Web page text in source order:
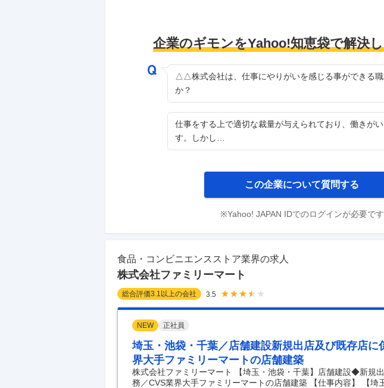
企業のギモンをYahoo!知恵袋で解決
△△株式会社は、仕事にやりがいを感じる事ができる職
か？
仕事をする上で適切な裁量が与えられており、働きが
す。しかし…
この企業について質問する
※Yahoo! JAPAN IDでのログインが必要です
食品・コンビニエンスストア業界の求人
株式会社ファミリーマート
総合評価3.1 以上の会社 3.5
NEW 正社員
埼玉・池袋・千葉／店舗建設新規出店及び既存店に
界大手ファミリーマートの店舗建築
株式会社ファミリーマート 【埼玉・池袋・千葉】店舗建設◆新規
務／CVS業界大手ファミリーマートの店舗建築 【仕事内容】 【埼